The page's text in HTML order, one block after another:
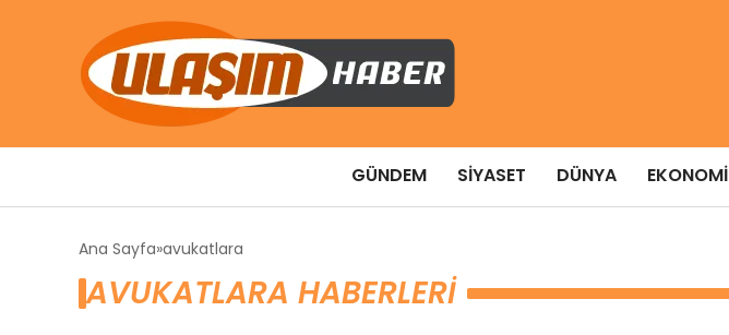
GÜNDEM SIYASET DÜNYA EKONOMI
Ana Sayfa avukatlara
AVUKATLARA HABERLERI